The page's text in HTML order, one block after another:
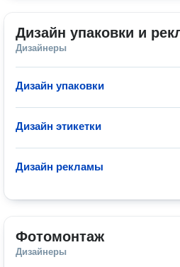
Дизайн упаковки и
Дизайнеры
Дизайн упаковки
Дизайн этикетки
Дизайн рекламы
Фотомонтаж
Дизайнеры